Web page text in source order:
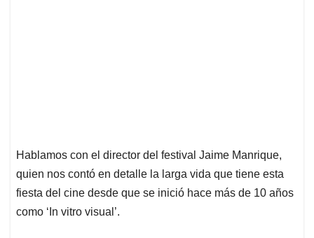
Hablamos con el director del festival Jaime Manrique,
quien nos contó en detalle la larga vida que tiene esta
fiesta del cine desde que se inició hace más de 10 años
como ‘In vitro visual’.